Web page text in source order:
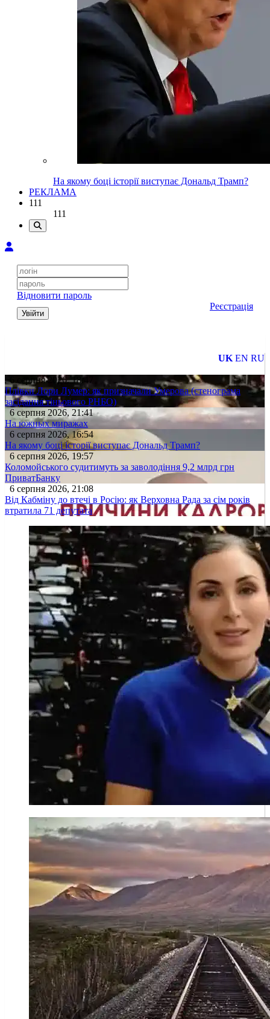
На якому боці історії виступає Дональд Трамп?
РЕКЛАМА
111
111
Відновити пароль
Увійти
Реєстрація
UK EN RU
6 серпня 2026, 18:47
Плівки Лори Лумер: як призначали Умерова (стенограма
засідання тіньового РНБО)
6 серпня 2026, 21:41
На южных миражах
6 серпня 2026, 16:54
На якому боці історії виступає Дональд Трамп?
6 серпня 2026, 19:57
Коломойського судитимуть за заволодіння 9,2 млрд грн
ПриватБанку
6 серпня 2026, 21:08
Від Кабміну до втечі в Росію: як Верховна Рада за сім років
втратила 71 депутата